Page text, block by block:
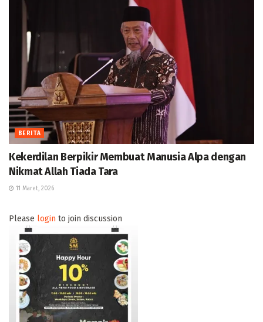
BERITA
Kekerdilan Berpikir Membuat Manusia Alpa dengan
Nikmat Allah Tiada Tara
11 Maret, 2026
Please login to join discussion